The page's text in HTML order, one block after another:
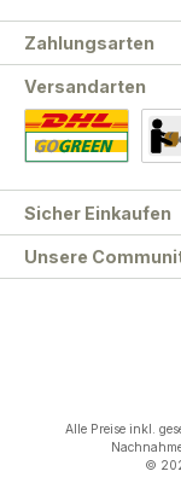
Unsere
Zahlungsarten
Versandarten
Sicher Einkaufen
Alle Preise inkl.
©